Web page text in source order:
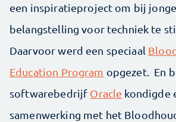
een inspiratieproject om bij
belangstelling voor techniek te
Daarvoor werd een speciaal
Education Program opgezet. En
softwarebedrijf Oracle kondigde
samenwerking met het